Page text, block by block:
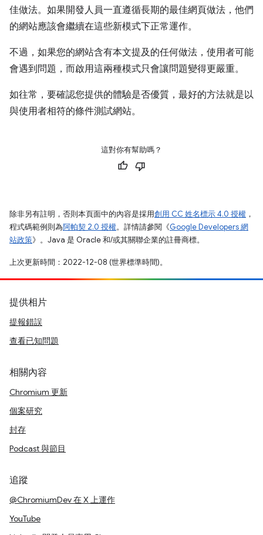
佳做法。如果開發人員一直遵循長期的最佳網頁做法，他們
的網站應該會繼續在這些新模式下正常運作。
不過，如果您的網站含有本文提及的任何做法，使用者可能
會遇到問題，而啟用這兩種模式只會讓問題變得更嚴重。
如往常，要確認您提供的體驗是否優質，最好的方法就是以
與使用者相符的條件測試網站。
這對你有幫助嗎？
除非另有註明，否則本頁面中的內容是採用創用 CC 姓名標示 4.0 授權 ，
程式碼範例則為阿帕契 2.0 授權。詳情請參閱《Google Developers 網
站政策》。Java 是 Oracle 和/或其關聯企業的註冊商標。
上次更新時間：2022-12-08 (世界標準時間)。
提供相片
提報錯誤
查看已知問題
相關內容
Chromium 更新
個案研究
封存
Podcast 與節目
追蹤
@ChromiumDev 在 X 上運作
YouTube